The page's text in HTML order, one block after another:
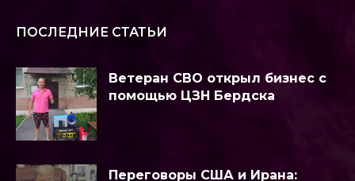
ПОСЛЕДНИЕ СТАТЬИ
Ветеран СВО открыл бизнес с
помощью ЦЗН Бердска
Переговоры США и Ирана: